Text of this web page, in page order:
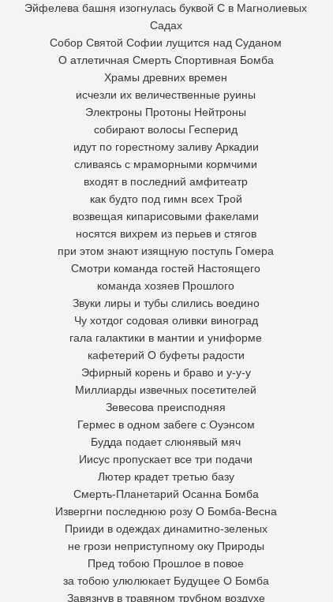
Эйфелева башня изогнулась буквой С в Магнолиевых
Садах
Собор Святой Софии лущится над Суданом
О атлетичная Смерть Спортивная Бомба
Храмы древних времен
исчезли их величественные руины
Электроны Протоны Нейтроны
собирают волосы Гесперид
идут по горестному заливу Аркадии
сливаясь с мраморными кормчими
входят в последний амфитеатр
как будто под гимн всех Трой
возвещая кипарисовыми факелами
носятся вихрем из перьев и стягов
при этом знают изящную поступь Гомера
Смотри команда гостей Настоящего
команда хозяев Прошлого
Звуки лиры и тубы слились воедино
Чу хотдог содовая оливки виноград
гала галактики в мантии и униформе
кафетерий О буфеты радости
Эфирный корень и браво и у-у-у
Миллиарды извечных посетителей
Зевесова преисподняя
Гермес в одном забеге с Оуэнсом
Будда подает слюнявый мяч
Иисус пропускает все три подачи
Лютер крадет третью базу
Смерть-Планетарий Осанна Бомба
Извергни последнюю розу О Бомба-Весна
Прииди в одеждах динамитно-зеленых
не грози неприступному оку Природы
Пред тобою Прошлое в повое
за тобою улюлюкает Будущее О Бомба
Завязнув в травяном трубном воздухе